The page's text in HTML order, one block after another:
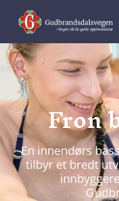
Fron
En innendørs
tilbyr et bredt